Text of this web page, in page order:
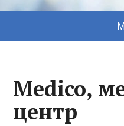
Medico,
центр